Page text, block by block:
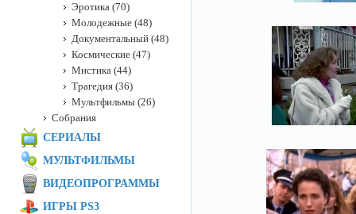
Эротика (70)
Молодежные (48)
Документальный (48)
Космические (47)
Мистика (44)
Трагедия (36)
Мультфильмы (26)
Собрания
СЕРИАЛЫ
МУЛЬТФИЛЬМЫ
ВИДЕОПРОГРАММЫ
ИГРЫ PS3